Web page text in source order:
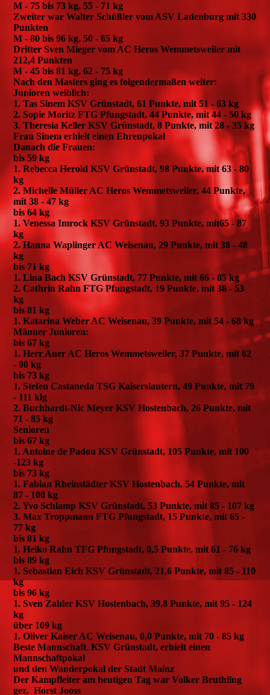
M - 75 bis 73 kg, 55 - 71 kg
Zweiter war Walter Schüßler vom ASV Ladenburg mit 330
Punkten
M - 80 bis 96 kg, 50 - 65 kg
Dritter Sven Mieger vom AC Heros Wemmetsweiler mit
212,4 Punkten
M - 45 bis 81 kg, 62 - 75 kg
Nach den Masters ging es folgendermaßen weiter:
Junioren weiblich:
1. Tas Sinem KSV Grünstadt, 61 Punkte, mit 51 - 63 kg
2. Sopie Moritz FTG Pfungstadt, 44 Punkte, mit 44 - 50 kg
3. Theresia Keller KSV Grünstadt, 8 Punkte, mit 28 - 35 kg
Frau Sinem erhielt einen Ehrenpokal
Danach die Frauen:
bis 59 kg
1. Rebecca Herold KSV Grünstadt, 98 Punkte, mit 63 - 80
kg
2. Michelle Müller AC Heros Wemmetsweiler, 44 Punkte,
mit 38 - 47 kg
bis 64 kg
1. Venessa Imrock KSV Grünstadt, 93 Punkte, mit65 - 87
kg
2. Hanna Waplinger AC Weisenau, 29 Punkte, mit 38 - 48
kg
bis 71 kg
1. Lina Bach KSV Grünstadt, 77 Punkte, mit 66 - 85 kg
2. Cathrin Rahn FTG Pfungstadt, 19 Punkte, mit 38 - 53
kg
bis 81 kg
1. Katarina Weber AC Weisenau, 39 Punkte, mit 54 - 68 kg
Männer Junioren:
bis 67 kg
1. Herr Auer AC Heros Wemmetsweiler, 37 Punkte, mit 62
- 90 kg
bis 73 kg
1. Stefen Castaneda TSG Kaiserslautern, 49 Punkte, mit 79
- 111 klg
2. Buchhardt-Nic Meyer KSV Hostenbach, 26 Punkte, mit
71 - 85 kg
Senioren
bis 67 kg
1. Antoine de Padou KSV Grünstadt, 105 Punkte, mit 100
-123 kg
bis 73 kg
1. Fabian Rheinstädter KSV Hostenbach, 54 Punkte, mit
87 - 100 kg
2. Yvo Schlamp KSV Grünstadt, 53 Punkte, mit 85 - 107 kg
3. Max Troppmann FTG Pfungstadt, 15 Punkte, mit 65 -
77 kg
bis 81 kg
1. Heiko Rahn TFG Pfungstadt, 0,5 Punkte, mit 61 - 76 kg
bis 89 kg
1. Sebastian Eich KSV Grünstadt, 21,6 Punkte, mit 85 - 110
kg
bis 96 kg
1. Sven Zahler KSV Hostenbach, 39,8 Punkte, mit 95 - 124
kg
über 109 kg
1. Oliver Kaiser AC Weisenau, 0,0 Punkte, mit 70 - 85 kg
Beste Mannschaft, KSV Grünstadt, erhielt einen
Mannschaftpokal
und den Wanderpokal der Stadt Mainz
Der Kampfleiter am heutigen Tag war Volker Beuthling
gez. Horst Jooss